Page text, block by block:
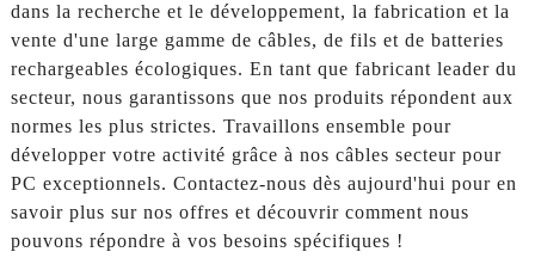
dans la recherche et le développement, la fabrication et la
vente d'une large gamme de câbles, de fils et de batteries
rechargeables écologiques. En tant que fabricant leader du
secteur, nous garantissons que nos produits répondent aux
normes les plus strictes. Travaillons ensemble pour
développer votre activité grâce à nos câbles secteur pour
PC exceptionnels. Contactez-nous dès aujourd'hui pour en
savoir plus sur nos offres et découvrir comment nous
pouvons répondre à vos besoins spécifiques !